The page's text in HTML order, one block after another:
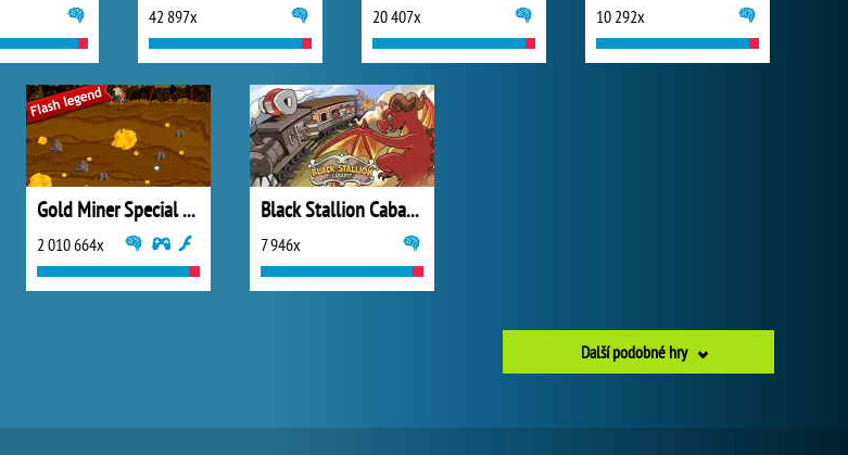
42 897x 20 407x 10 292x
Gold Miner Special Edition
2 010 664x
Black Stallion Cabaret
7 946x
Další podobné hry